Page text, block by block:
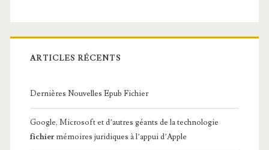
ARTICLES RÉCENTS
Dernières Nouvelles Epub Fichier
Google, Microsoft et d’autres géants de la technologie
fichier mémoires juridiques à l’appui d’Apple